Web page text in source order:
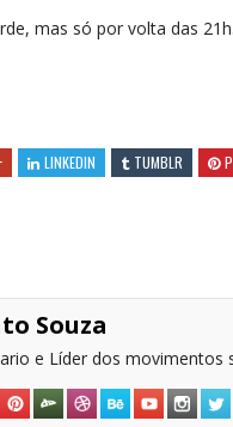
mas só por volta das
LINKEDIN TUMBLR
Souza
e Líder dos movimentos